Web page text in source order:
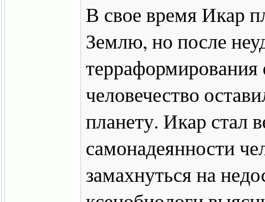
В свое время Икар
Землю, но после
терраформирования
человечество
планету. Икар стал
самонадеянности
замахнуться на